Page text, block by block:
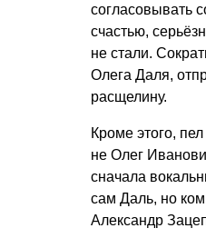
согласовывать
счастью,
не стали.
Олега Даля,
расщелину.
Кроме этого,
не Олег
сначала
сам Даль, но
Александр